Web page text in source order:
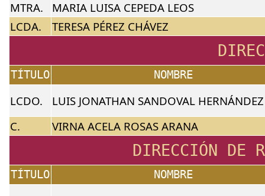
MTRA.
MARIA LUISA CEPEDA LEOS
LCDA.
TERESA PÉREZ CHÁVEZ
TÍTULO NOMBRE
LCDO.
LUIS JONATHAN SANDOVAL HERNÁNDEZ
C.
VIRNA ACELA ROSAS ARANA
DIRECCIÓN DE
TÍTULO NOMBRE